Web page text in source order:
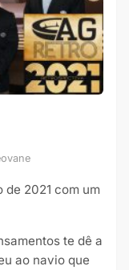
2021 com um
te dê a
ao navio que